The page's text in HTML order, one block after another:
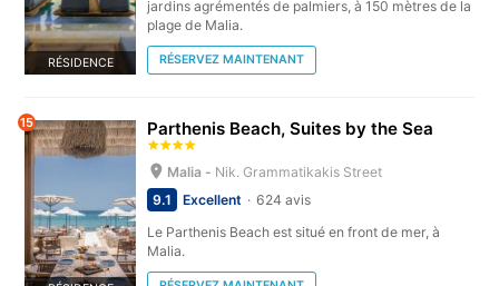
RÉSIDENCE
jardins agrémentés de palmiers, à 150 mètres de la
plage de Malia.
RÉSERVEZ MAINTENANT
15 Parthenis Beach, Suites by the Sea
Malia - Nik. Grammatikakis Street
9.1
Excellent
624 avis
Le Parthenis Beach est situé en front de mer, à
Malia.